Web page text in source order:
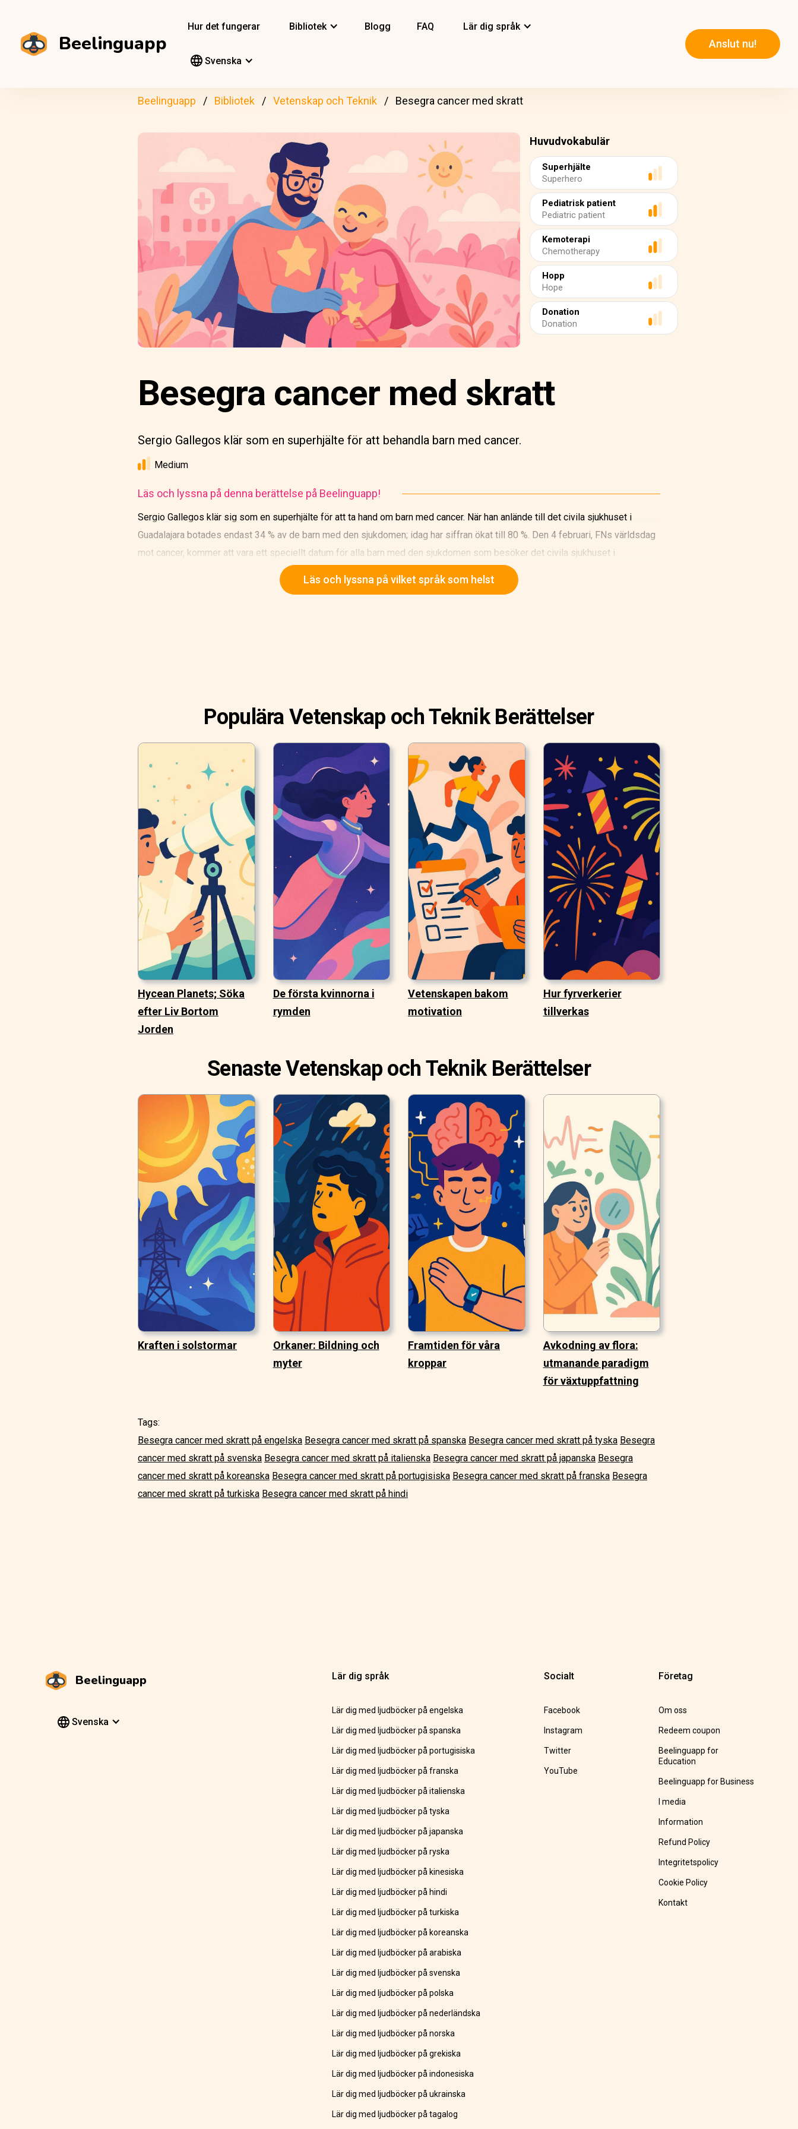
Beelinguapp
Hur det fungerar Bibliotek Blogg FAQ Lär dig språk
Svenska
Anslut nu!
Beelinguapp Bibliotek Vetenskap och Teknik Besegra cancer med skratt
Huvudvokabulär
Superhjälte
Superhero
Pediatrisk patient
Pediatric patient
Kemoterapi
Chemotherapy
Hopp
Hope
Donation
Donation
Besegra cancer med skratt
Sergio Gallegos klär som en superhjälte för att behandla barn med cancer.
Medium
Läs och lyssna på denna berättelse på Beelinguapp!
Sergio Gallegos klär sig som en superhjälte för att ta hand om barn med cancer. När han anlände till det civila sjukhuset i
Guadalajara botades endast 34 % av de barn med den sjukdomen; idag har siffran ökat till 80 %. Den 4 februari, FNs världsdag
mot cancer, kommer att vara ett speciellt datum för alla barn med den sjukdomen som besöker det civila sjukhuset i
Guadalajara. Deras liv pendlar mellan mediciner och kemoterapier, men de ler: deras läkare har inte glömt att hopp är
synonymen till barndom. Det är Sergio Gallegos, som den dagen kommer att ta av sig den vita rocken igen för att han inte tar
Läs och lyssna på vilket språk som helst
Populära Vetenskap och Teknik Berättelser
Hycean Planets; Söka
efter Liv Bortom
Jorden
De första kvinnorna i
rymden
Vetenskapen bakom
motivation
Hur fyrverkerier
tillverkas
Senaste Vetenskap och Teknik Berättelser
Kraften i solstormar
Orkaner: Bildning och
myter
Framtiden för våra
kroppar
Avkodning av flora:
utmanande paradigm
för växtuppfattning
Tags:
Besegra cancer med skratt på engelska Besegra cancer med skratt på spanska Besegra cancer med skratt på tyska Besegra
cancer med skratt på svenska Besegra cancer med skratt på italienska Besegra cancer med skratt på japanska Besegra
cancer med skratt på koreanska Besegra cancer med skratt på portugisiska Besegra cancer med skratt på franska Besegra
cancer med skratt på turkiska Besegra cancer med skratt på hindi
Beelinguapp
Svenska
Lär dig språk
Lär dig med ljudböcker på engelska
Lär dig med ljudböcker på spanska
Lär dig med ljudböcker på portugisiska
Lär dig med ljudböcker på franska
Lär dig med ljudböcker på italienska
Lär dig med ljudböcker på tyska
Lär dig med ljudböcker på japanska
Lär dig med ljudböcker på ryska
Lär dig med ljudböcker på kinesiska
Lär dig med ljudböcker på hindi
Lär dig med ljudböcker på turkiska
Lär dig med ljudböcker på koreanska
Lär dig med ljudböcker på arabiska
Lär dig med ljudböcker på svenska
Lär dig med ljudböcker på polska
Lär dig med ljudböcker på nederländska
Lär dig med ljudböcker på norska
Lär dig med ljudböcker på grekiska
Lär dig med ljudböcker på indonesiska
Lär dig med ljudböcker på ukrainska
Lär dig med ljudböcker på tagalog
Socialt
Facebook
Instagram
Twitter
YouTube
Företag
Om oss
Redeem coupon
Beelinguapp for
Education
Beelinguapp for Business
I media
Information
Refund Policy
Integritetspolicy
Cookie Policy
Kontakt